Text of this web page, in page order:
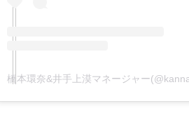
橋本環奈&井手上漠マネージャー